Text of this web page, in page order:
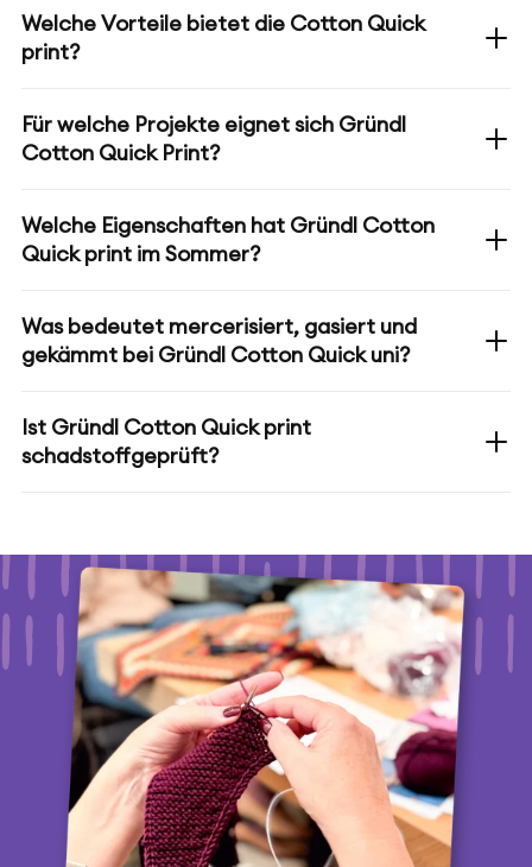
Welche Vorteile bietet die Cotton Quick
print?
Für welche Projekte eignet sich Gründl
Cotton Quick Print?
Welche Eigenschaften hat Gründl Cotton
Quick print im Sommer?
Was bedeutet mercerisiert, gasiert und
gekämmt bei Gründl Cotton Quick uni?
Ist Gründl Cotton Quick print
schadstoffgeprüft?